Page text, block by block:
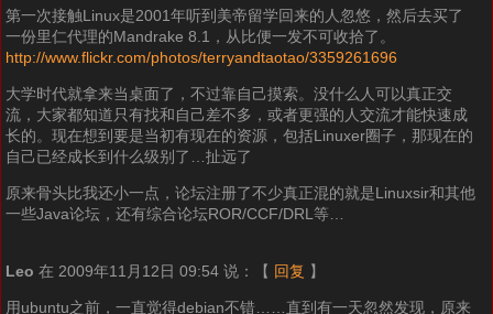
第一次接触Linux是2001年听到美帝留学回来的人忽悠，然后去买了
一份里仁代理的Mandrake 8.1，从比便一发不可收拾了。
http://www.flickr.com/photos/terryandtaotao/3359261696
大学时代就拿来当桌面了，不过靠自己摸索。没什么人可以真正交
流，大家都知道只有找和自己差不多，或者更强的人交流才能快速成
长的。现在想到要是当初有现在的资源，包括Linuxer圈子，那现在的
自己已经成长到什么级别了…扯远了
原来骨头比我还小一点，论坛注册了不少真正混的就是Linuxsir和其他
一些Java论坛，还有综合论坛ROR/CCF/DRL等…
Leo 在 2009年11月12日 09:54 说： 【 回复 】
用ubuntu之前，一直觉得debian不错……直到有一天忽然发现，原来